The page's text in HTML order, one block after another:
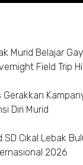
Murid Belajar
Field Trip
Gerakkan
Diri Murid
SD Cikal Lebak
2026